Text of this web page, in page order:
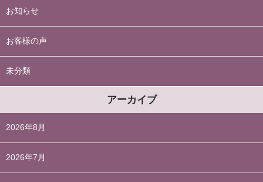
お知らせ
お客様の声
未分類
アーカイブ
2026年8月
2026年7月